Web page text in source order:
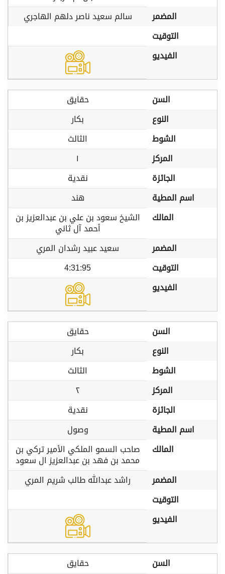
المضمر
سالم سعيد ناصر دلهم الهاجري
التوقيت
الفيديو
السن
حقايق
النوع
بكار
الشوط
الثالث
المركز
١
الجائزة
نقدية
اسم المطية
هند
المالك
الشيخ سعود بن علي بن عبدالعزيز بن
أحمد آل ثاني
المضمر
سعيد عبيد رشدان المري
التوقيت
4:31:95
الفيديو
السن
حقايق
النوع
بكار
الشوط
الثالث
المركز
٢
الجائزة
نقدية
اسم المطية
وصول
المالك
صاحب السمو الملكي الأمير تركي بن
محمد بن فهد بن عبدالعزيز ال سعود
المضمر
راشد عبدالله طالب شريم المري
التوقيت
الفيديو
السن
حقايق